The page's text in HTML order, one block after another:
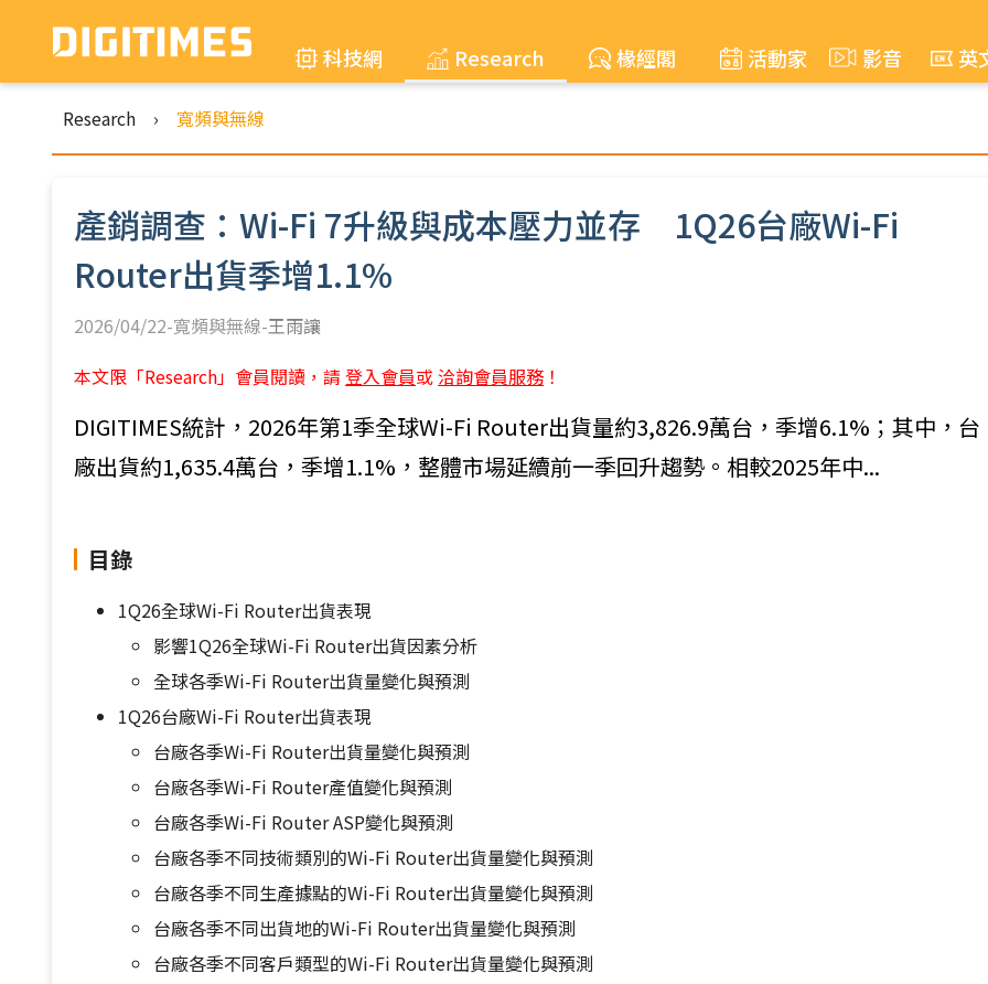
科技網 Research 椽經閣 活動家 影音 英
Research › 寬頻與無線
產銷調查：Wi-Fi 7升級與成本壓力並存 1Q26台廠Wi-Fi
Router出貨季增1.1%
2026/04/22-寬頻與無線-王雨讓
本文限「Research」會員閱讀，請 登入會員或 洽詢會員服務 ！
DIGITIMES統計，2026年第1季全球Wi-Fi Router出貨量約3,826.9萬台，季增6.1%；其中，台
廠出貨約1,635.4萬台，季增1.1%，整體市場延續前一季回升趨勢。相較2025年中...
目錄
1Q26全球Wi-Fi Router出貨表現
影響1Q26全球Wi-Fi Router出貨因素分析
全球各季Wi-Fi Router出貨量變化與預測
1Q26台廠Wi-Fi Router出貨表現
台廠各季Wi-Fi Router出貨量變化與預測
台廠各季Wi-Fi Router產值變化與預測
台廠各季Wi-Fi Router ASP變化與預測
台廠各季不同技術類別的Wi-Fi Router出貨量變化與預測
台廠各季不同生產據點的Wi-Fi Router出貨量變化與預測
台廠各季不同出貨地的Wi-Fi Router出貨量變化與預測
台廠各季不同客戶類型的Wi-Fi Router出貨量變化與預測